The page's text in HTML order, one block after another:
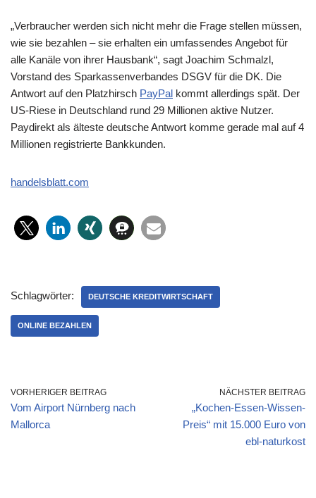
„Verbraucher werden sich nicht mehr die Frage stellen müssen,
wie sie bezahlen – sie erhalten ein umfassendes Angebot für
alle Kanäle von ihrer Hausbank“, sagt Joachim Schmalzl,
Vorstand des Sparkassenverbandes DSGV für die DK. Die
Antwort auf den Platzhirsch PayPal kommt allerdings spät. Der
US-Riese in Deutschland rund 29 Millionen aktive Nutzer.
Paydirekt als älteste deutsche Antwort komme gerade mal auf 4
Millionen registrierte Bankkunden.
handelsblatt.com
Schlagwörter: DEUTSCHE KREDITWIRTSCHAFT
ONLINE BEZAHLEN
VORHERIGER BEITRAG
Vom Airport Nürnberg nach
Mallorca
NÄCHSTER BEITRAG
„Kochen-Essen-Wissen-
Preis“ mit 15.000 Euro von
ebl-naturkost